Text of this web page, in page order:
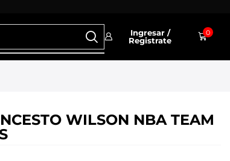
Ingresar /
Registrate
0
WILSON NBA TEAM